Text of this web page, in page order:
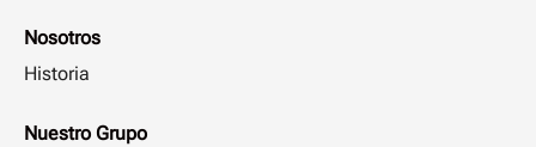
Nosotros
Historia
Nuestro Grupo